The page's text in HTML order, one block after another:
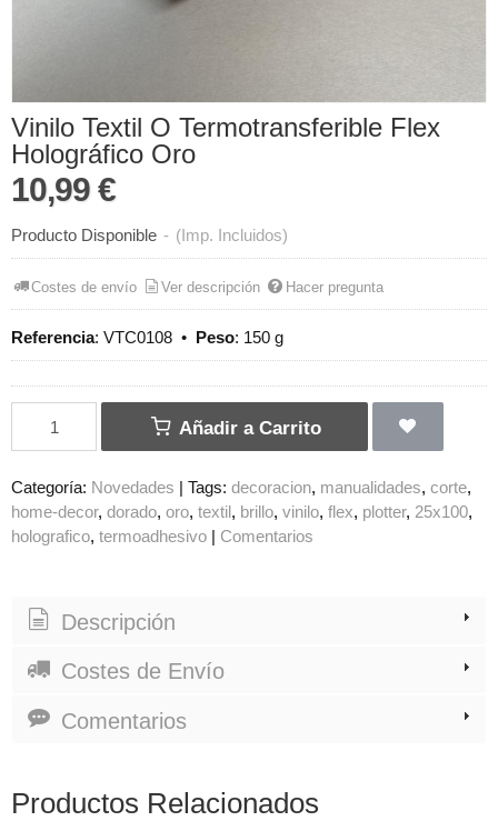
Vinilo Textil O Termotransferible Flex
Holográfico Oro
10,99 €
Producto Disponible - (Imp. Incluidos)
Costes de envío Ver descripción Hacer pregunta
Referencia: VTC0108 • Peso: 150 g
Añadir a Carrito
Categoría: Novedades Tags: decoracion manualidades corte
home-decor dorado oro textil brillo vinilo flex plotter 25x100
holografico termoadhesivo Comentarios
Descripción
Costes de Envío
Comentarios
Productos Relacionados